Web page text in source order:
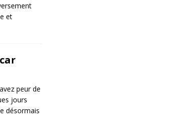
et
peur de
jours
désormais